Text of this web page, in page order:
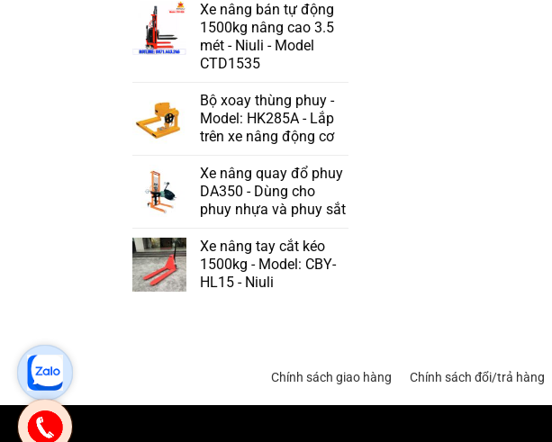
Xe nâng bán tự động
1500kg nâng cao 3.5
mét - Niuli - Model
CTD1535
Bộ xoay thùng phuy -
Model: HK285A - Lắp
trên xe nâng động cơ
Xe nâng quay đổ phuy
DA350 - Dùng cho
phuy nhựa và phuy sắt
Xe nâng tay cắt kéo
1500kg - Model: CBY-
HL15 - Niuli
Chính sách giao hàng Chính sách đổi/trả hàng